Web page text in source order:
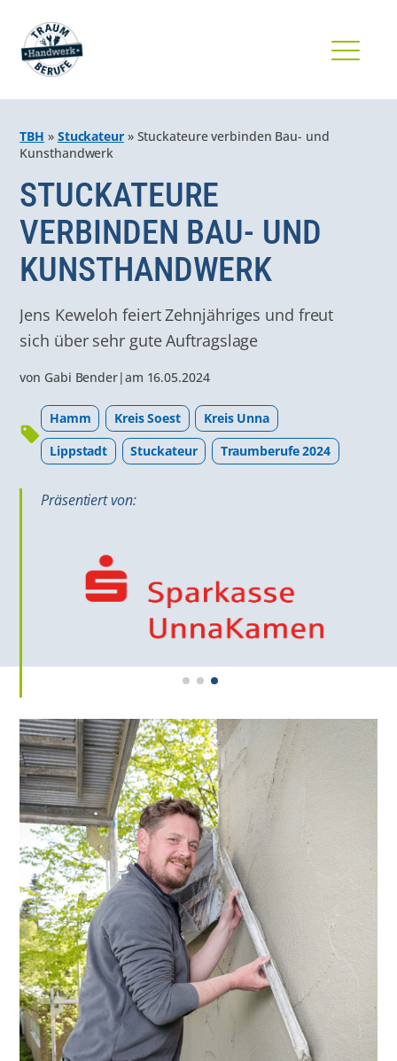
TBH » Stuckateur» Stuckateure verbinden Bau- und
Kunsthandwerk
STUCKATEURE
VERBINDEN BAU- UND
KUNSTHANDWERK
Jens Keweloh feiert Zehnjähriges und freut
sich über sehr gute Auftragslage
von Gabi Bender|am 16.05.2024
Hamm Kreis Soest
Kreis Unna
Lippstadt
Stuckateur Traumberufe 2024
Präsentiert von: